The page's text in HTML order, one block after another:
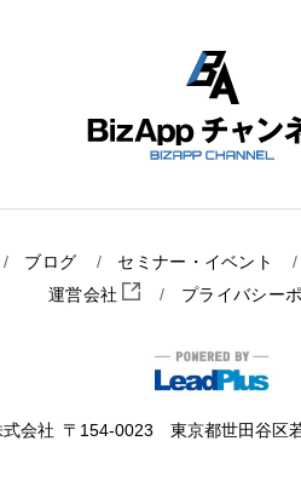
ブログ セミナー・イベント
運営会社
プライバシー
式会社 〒154-0023 東京都世田谷区